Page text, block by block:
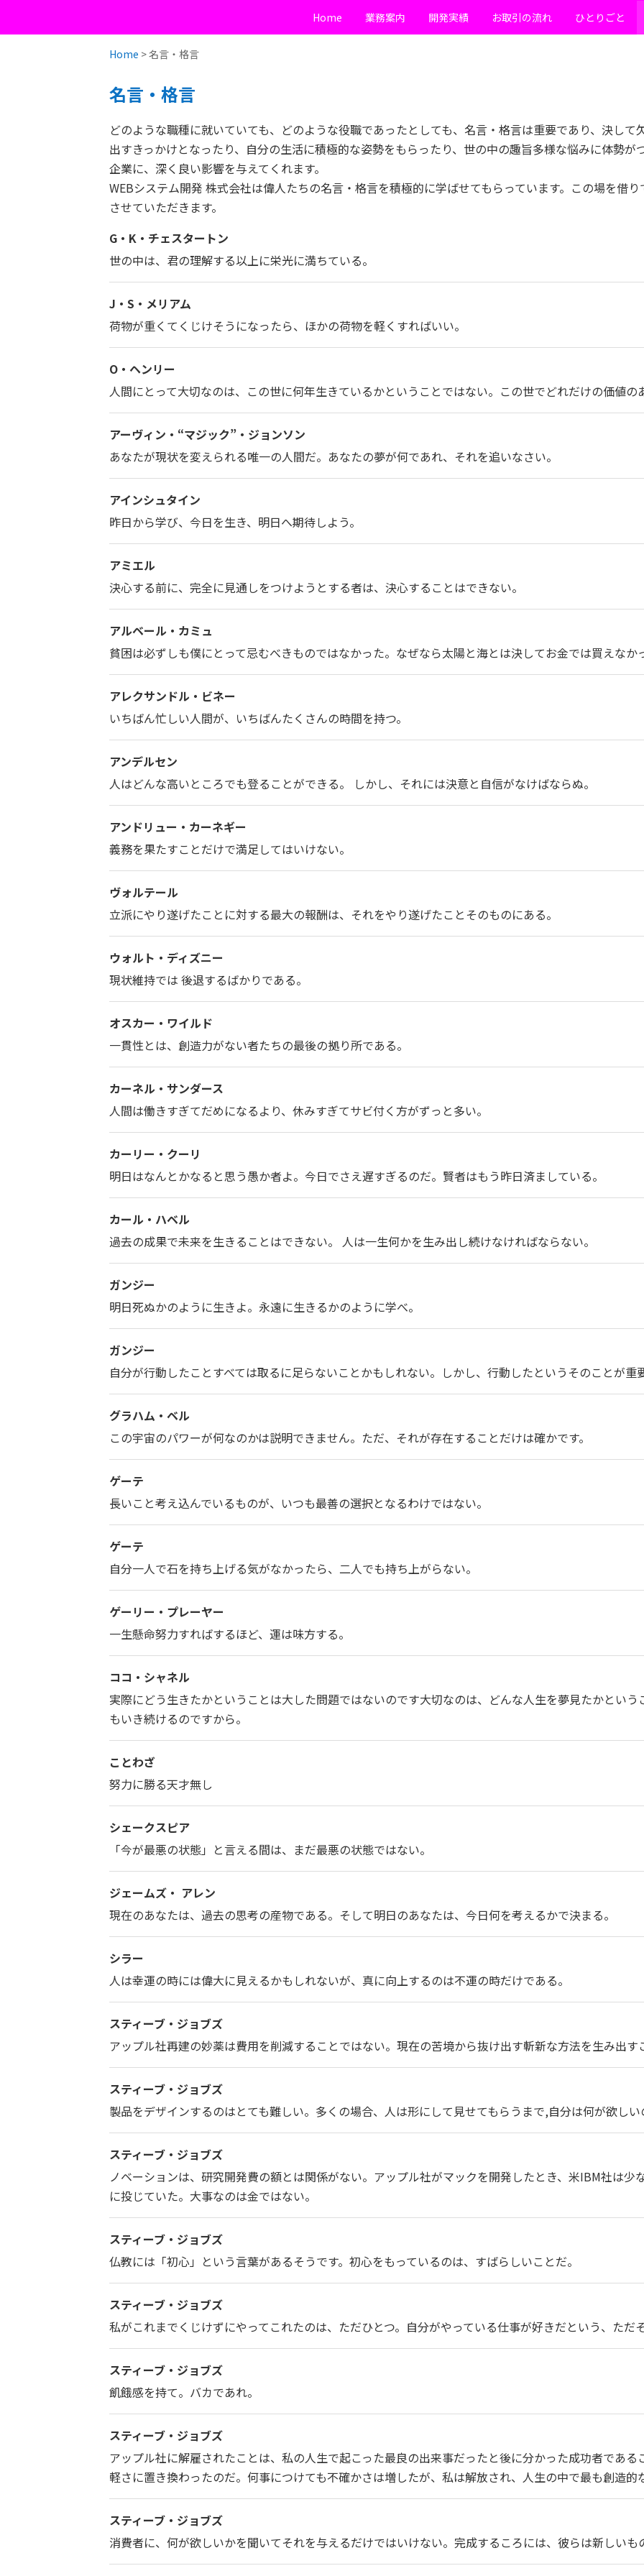
Home 業務案内 開発実績 お取引の流れ ひとりごと
Home > 名言・格言
名言・格言
どのような職種に就いていても、どのような役職であったとしても、名言・格言は重要であり、決し
出すきっかけとなったり、自分の生活に積極的な姿勢をもらったり、世の中の趣旨多様な悩みに体勢
企業に、深く良い影響を与えてくれます。
WEBシステム開発 株式会社は偉人たちの名言・格言を積極的に学ばせてもらっています。この場を借
させていただきます。
G・K・チェスタートン
世の中は、君の理解する以上に栄光に満ちている。
J・S・メリアム
荷物が重くてくじけそうになったら、ほかの荷物を軽くすればいい。
O・ヘンリー
人間にとって大切なのは、この世に何年生きているかということではない。この世でどれだけの価値の
アーヴィン・“マジック”・ジョンソン
あなたが現状を変えられる唯一の人間だ。あなたの夢が何であれ、それを追いなさい。
アインシュタイン
昨日から学び、今日を生き、明日へ期待しよう。
アミエル
決心する前に、完全に見通しをつけようとする者は、決心することはできない。
アルベール・カミュ
貧困は必ずしも僕にとって忌むべきものではなかった。なぜなら太陽と海とは決してお金では買えなか
アレクサンドル・ビネー
いちばん忙しい人間が、いちばんたくさんの時間を持つ。
アンデルセン
人はどんな高いところでも登ることができる。 しかし、それには決意と自信がなけばならぬ。
アンドリュー・カーネギー
義務を果たすことだけで満足してはいけない。
ヴォルテール
立派にやり遂げたことに対する最大の報酬は、それをやり遂げたことそのものにある。
ウォルト・ディズニー
現状維持では 後退するばかりである。
オスカー・ワイルド
一貫性とは、創造力がない者たちの最後の拠り所である。
カーネル・サンダース
人間は働きすぎてだめになるより、休みすぎてサビ付く方がずっと多い。
カーリー・クーリ
明日はなんとかなると思う愚か者よ。今日でさえ遅すぎるのだ。賢者はもう昨日済ましている。
カール・ハベル
過去の成果で未来を生きることはできない。 人は一生何かを生み出し続けなければならない。
ガンジー
明日死ぬかのように生きよ。永遠に生きるかのように学べ。
ガンジー
自分が行動したことすべては取るに足らないことかもしれない。しかし、行動したというそのことが重
グラハム・ベル
この宇宙のパワーが何なのかは説明できません。ただ、それが存在することだけは確かです。
ゲーテ
長いこと考え込んでいるものが、いつも最善の選択となるわけではない。
ゲーテ
自分一人で石を持ち上げる気がなかったら、二人でも持ち上がらない。
ゲーリー・プレーヤー
一生懸命努力すればするほど、運は味方する。
ココ・シャネル
実際にどう生きたかということは大した問題ではないのです大切なのは、どんな人生を夢見たかとい
もいき続けるのですから。
ことわざ
努力に勝る天才無し
シェークスピア
「今が最悪の状態」と言える間は、まだ最悪の状態ではない。
ジェームズ・ アレン
現在のあなたは、過去の思考の産物である。そして明日のあなたは、今日何を考えるかで決まる。
シラー
人は幸運の時には偉大に見えるかもしれないが、真に向上するのは不運の時だけである。
スティーブ・ジョブズ
アップル社再建の妙薬は費用を削減することではない。現在の苦境から抜け出す斬新な方法を生み出す
スティーブ・ジョブズ
製品をデザインするのはとても難しい。多くの場合、人は形にして見せてもらうまで,自分は何が欲しい
スティーブ・ジョブズ
ノベーションは、研究開発費の額とは関係がない。アップル社がマックを開発したとき、米IBM社は少
に投じていた。大事なのは金ではない。
スティーブ・ジョブズ
仏教には「初心」という言葉があるそうです。初心をもっているのは、すばらしいことだ。
スティーブ・ジョブズ
私がこれまでくじけずにやってこれたのは、ただひとつ。自分がやっている仕事が好きだという、ただ
スティーブ・ジョブズ
飢餓感を持て。バカであれ。
スティーブ・ジョブズ
アップル社に解雇されたことは、私の人生で起こった最良の出来事だったと後に分かった成功者であ
軽さに置き換わったのだ。何事につけても不確かさは増したが、私は解放され、人生の中で最も創造的
スティーブ・ジョブズ
消費者に、何が欲しいかを聞いてそれを与えるだけではいけない。完成するころには、彼らは新しいも